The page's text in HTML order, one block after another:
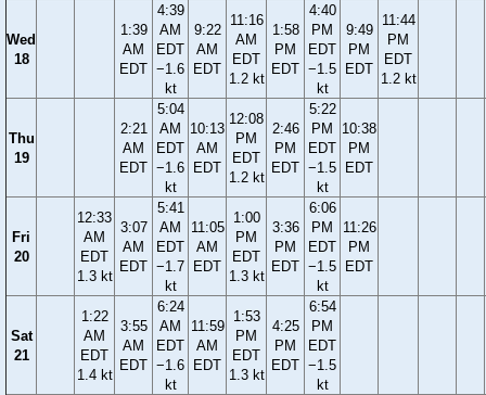
Wed
18
1:39
AM
EDT
4:39
AM
EDT
−1.6
kt
9:22
AM
EDT
11:16
AM
EDT
1.2 kt
1:58
PM
EDT
4:40
PM
EDT
−1.5
kt
9:49
PM
EDT
11:44
PM
EDT
1.2 kt
Thu
19
2:21
AM
EDT
5:04
AM
EDT
−1.6
kt
10:13
AM
EDT
12:08
PM
EDT
1.2 kt
2:46
PM
EDT
5:22
PM
EDT
−1.5
kt
10:38
PM
EDT
Fri
20
12:33
AM
EDT
1.3 kt
3:07
AM
EDT
5:41
AM
EDT
−1.7
kt
11:05
AM
EDT
1:00
PM
EDT
1.3 kt
3:36
PM
EDT
6:06
PM
EDT
−1.5
kt
11:26
PM
EDT
Sat
21
1:22
AM
EDT
1.4 kt
3:55
AM
EDT
6:24
AM
EDT
−1.6
kt
11:59
AM
EDT
1:53
PM
EDT
1.3 kt
4:25
PM
EDT
6:54
PM
EDT
−1.5
kt